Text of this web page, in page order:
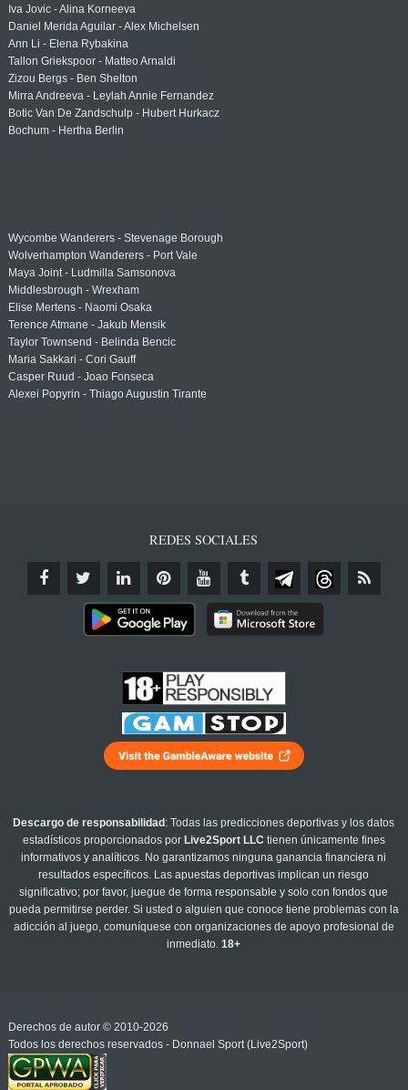
Iva Jovic - Alina Korneeva
Daniel Merida Aguilar - Alex Michelsen
Ann Li - Elena Rybakina
Tallon Griekspoor - Matteo Arnaldi
Zizou Bergs - Ben Shelton
Mirra Andreeva - Leylah Annie Fernandez
Botic Van De Zandschulp - Hubert Hurkacz
Bochum - Hertha Berlin
Wycombe Wanderers - Stevenage Borough
Wolverhampton Wanderers - Port Vale
Maya Joint - Ludmilla Samsonova
Middlesbrough - Wrexham
Elise Mertens - Naomi Osaka
Terence Atmane - Jakub Mensik
Taylor Townsend - Belinda Bencic
Maria Sakkari - Cori Gauff
Casper Ruud - Joao Fonseca
Alexei Popyrin - Thiago Augustin Tirante
REDES SOCIALES
Descargo de responsabilidad : Todas las predicciones deportivas y los datos
estadísticos proporcionados por Live2Sport LLC tienen únicamente fines
informativos y analíticos. No garantizamos ninguna ganancia financiera ni
resultados específicos. Las apuestas deportivas implican un riesgo
significativo; por favor, juegue de forma responsable y solo con fondos que
pueda permitirse perder. Si usted o alguien que conoce tiene problemas con la
adicción al juego, comuníquese con organizaciones de apoyo profesional de
inmediato.18+
Derechos de autor © 2010-2026
Todos los derechos reservados - Donnael Sport (Live2Sport)